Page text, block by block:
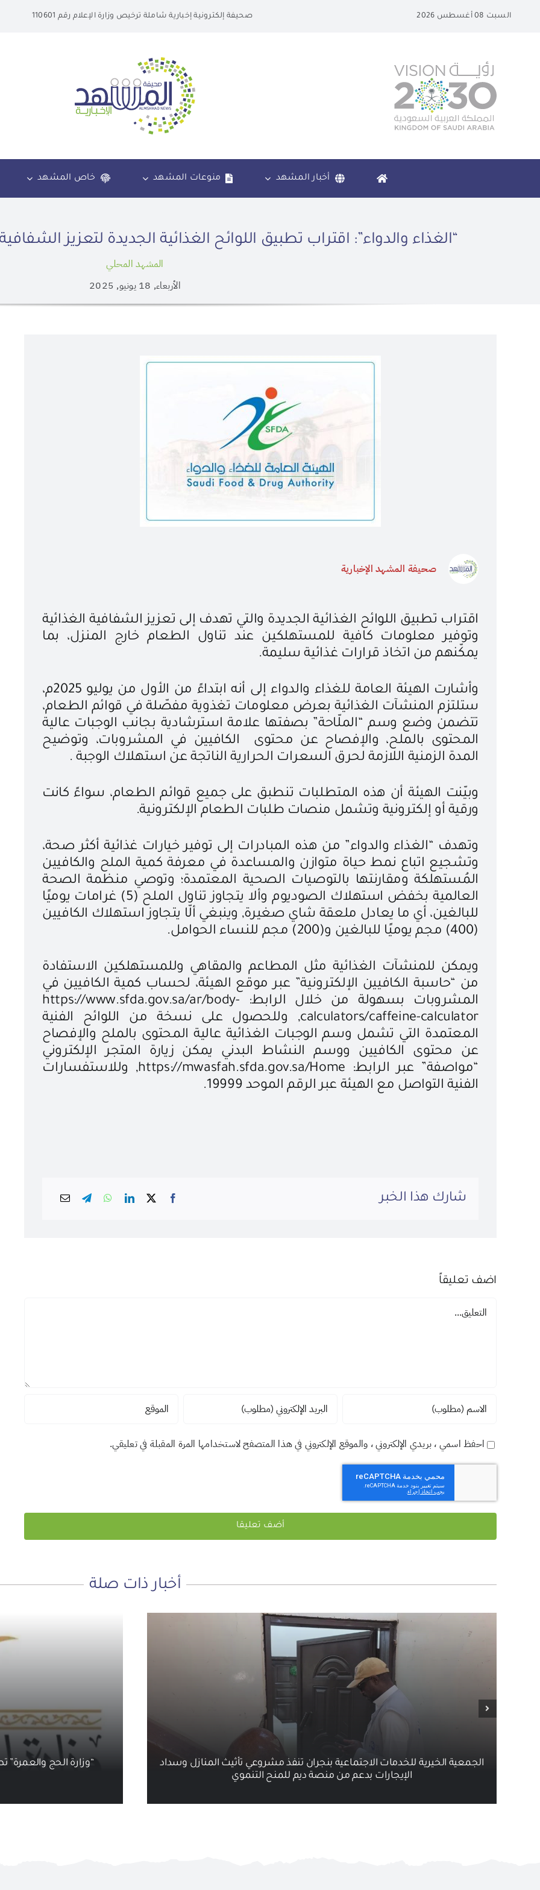
السبت 08 أغسطس 2026 صحيفة إلكترونية إخبارية شاملة ترخيص وزارة الإعلام رقم 110601
أخبار المشهد منوعات المشهد خاص المشهد
“الغذاء والدواء”: اقتراب تطبيق اللوائح الغذائية الجديدة لتعزيز
المشهد المحلي
الأربعاء, 18 يونيو, 2025
صحيفة المشهد الإخبارية
اقتراب تطبيق اللوائح الغذائية الجديدة والتي تهدف إلى تعزيز الشفافية الغذائية
وتوفير معلومات كافية للمستهلكين عند تناول الطعام خارج المنزل، بما
يمكّنهم من اتخاذ قرارات غذائية سليمة.
وأشارت الهيئة العامة للغذاء والدواء إلى أنه ابتداءً من الأول من يوليو 2025م،
ستلتزم المنشآت الغذائية بعرض معلومات تغذوية مفصّلة في قوائم الطعام،
تتضمن وضع وسم “الملّاحة” بصفتها علامة استرشادية بجانب الوجبات عالية
المحتوى بالملح، والإفصاح عن محتوى الكافيين في المشروبات، وتوضيح
المدة الزمنية اللازمة لحرق السعرات الحرارية الناتجة عن استهلاك الوجبة .
وبيّنت الهيئة أن هذه المتطلبات تنطبق على جميع قوائم الطعام، سواءً كانت
ورقية أو إلكترونية وتشمل منصات طلبات الطعام الإلكترونية.
وتهدف “الغذاء والدواء” من هذه المبادرات إلى توفير خيارات غذائية أكثر صحة،
وتشجيع اتباع نمط حياة متوازن والمساعدة في معرفة كمية الملح والكافيين
المُستهلكة ومقارنتها بالتوصيات الصحية المعتمدة؛ وتوصي منظمة الصحة
العالمية بخفض استهلاك الصوديوم وألا يتجاوز تناول الملح (5) غرامات يوميًا
للبالغين، أي ما يعادل ملعقة شاي صغيرة, وينبغي ألّا يتجاوز استهلاك الكافيين
(400) مجم يوميًا للبالغين و(200) مجم للنساء الحوامل.
ويمكن للمنشآت الغذائية مثل المطاعم والمقاهي وللمستهلكين الاستفادة
من “حاسبة الكافيين الإلكترونية” عبر موقع الهيئة، لحساب كمية الكافيين في
المشروبات بسهولة من خلال الرابط: https://www.sfda.gov.sa/ar/body-
calculators/caffeine-calculator, وللحصول على نسخة من اللوائح الفنية
المعتمدة التي تشمل وسم الوجبات الغذائية عالية المحتوى بالملح والإفصاح
عن محتوى الكافيين ووسم النشاط البدني يمكن زيارة المتجر الإلكتروني
“مواصفة” عبر الرابط: https://mwasfah.sfda.gov.sa/Home, وللاستفسارات
الفنية التواصل مع الهيئة عبر الرقم الموحد 19999.
شارك هذا الخبر
عنوان الصورة
عدسة: هادي آل دويس
اضف تعليقاً
تعليق
احفظ اسمي ، بريدي الإلكتروني ، والموقع الإلكتروني في هذا المتصفح لاستخدامها المرة المقبلة في تعليقي.
أخبار ذات صلة
الجمعية الخيرية للخدمات الاجتماعية بنجران تنفذ مشروعي تأثيث المنازل وسداد
الإيجارات بدعم من منصة ديم للمنح التنموي
“وزارة الحج والعمرة”